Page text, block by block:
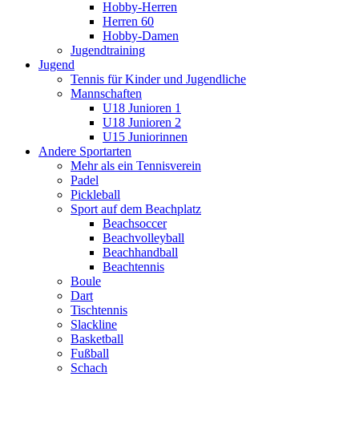
Hobby-Herren
Herren 60
Hobby-Damen
Jugendtraining
Jugend
Tennis für Kinder und Jugendliche
Mannschaften
U18 Junioren 1
U18 Junioren 2
U15 Juniorinnen
Andere Sportarten
Mehr als ein Tennisverein
Padel
Pickleball
Sport auf dem Beachplatz
Beachsoccer
Beachvolleyball
Beachhandball
Beachtennis
Boule
Dart
Tischtennis
Slackline
Basketball
Fußball
Schach